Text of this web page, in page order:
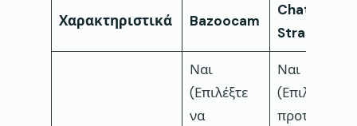
Χαρακτηριστικά Bazoocam
Chat to
Strangers
Ναι
(Επιλέξτε
να
Ναι
(Επιλέξτε
προτιμήσεις